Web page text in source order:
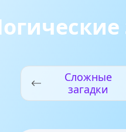
Сложные
загадки